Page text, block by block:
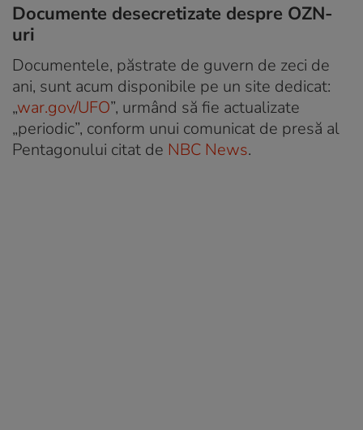
Documente desecretizate despre OZN-
uri
Documentele, păstrate de guvern de zeci de
ani, sunt acum disponibile pe un site dedicat:
„war.gov/UFO”, urmând să fie actualizate
„periodic”, conform unui comunicat de presă al
Pentagonului citat de NBC News.